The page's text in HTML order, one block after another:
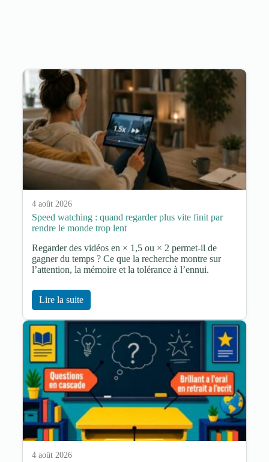
4 août 2026
Speed watching : quand regarder plus vite finit par
rendre le monde trop lent
Regarder des vidéos en × 1,5 ou × 2 permet-il de
gagner du temps ? Ce que la recherche montre sur
l’attention, la mémoire et la tolérance à l’ennui.
Lire la suite
4 août 2026